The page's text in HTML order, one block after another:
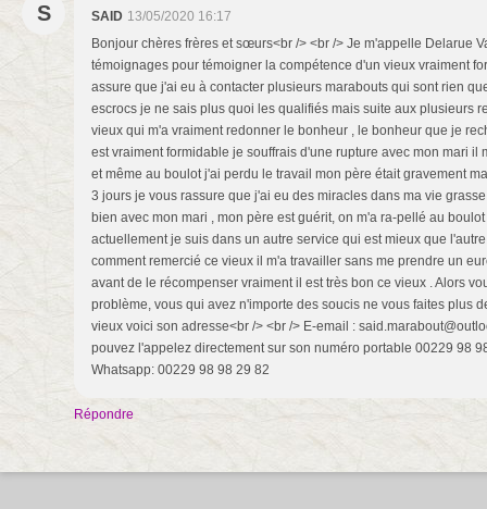
S SAID 13/05/2020 16:17
Bonjour chères frères et sœurs<br /> <br /> Je m'appelle Delarue
témoignages pour témoigner la compétence d'un vieux vraiment
assure que j'ai eu à contacter plusieurs marabouts qui sont rien
escrocs je ne sais plus quoi les qualifiés mais suite aux plusieurs
vieux qui m'a vraiment redonner le bonheur , le bonheur que je
est vraiment formidable je souffrais d'une rupture avec mon mari il
et même au boulot j'ai perdu le travail mon père était gravement
3 jours je vous rassure que j'ai eu des miracles dans ma vie
bien avec mon mari , mon père est guérit, on m'a ra-pellé au
actuellement je suis dans un autre service qui est mieux que
comment remercié ce vieux il m'a travailler sans me prendre un
avant de le récompenser vraiment il est très bon ce vieux . Alors
problème, vous qui avez n'importe des soucis ne vous faites plus
vieux voici son adresse<br /> <br /> E-email :
pouvez l'appelez directement sur son numéro portable 00229 98
Whatsapp: 00229 98 98 29 82
Répondre